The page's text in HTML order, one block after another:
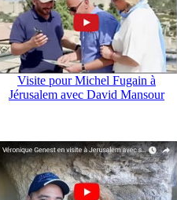
Visite pour Michel Fugain à
Jérusalem avec David Mansour